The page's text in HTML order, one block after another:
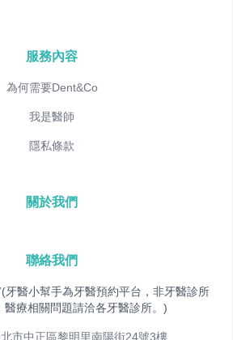
服務內容
為何需要Dent&Co
我是醫師
隱私條款
關於我們
聯絡我們
(牙醫小幫手為牙醫預約平台，非牙醫診所
醫療相關問題請洽各牙醫診所。)
市中正區黎明里南陽街24號3樓